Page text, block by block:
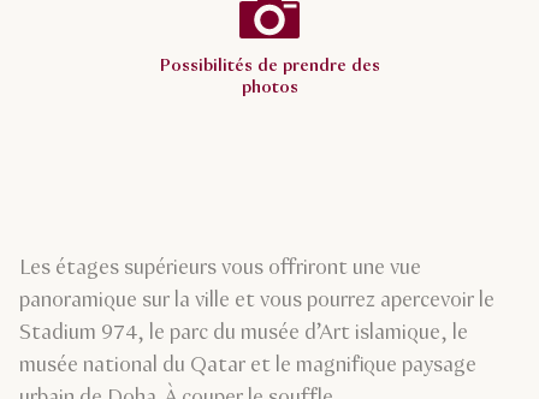
Possibilités de prendre des
photos
Les étages supérieurs vous offriront une vue
panoramique sur la ville et vous pourrez apercevoir le
Stadium 974, le parc du musée d’Art islamique, le
musée national du Qatar et le magnifique paysage